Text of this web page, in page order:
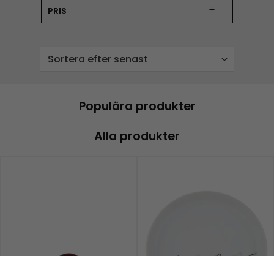
PRIS
Populära produkter
Alla produkter